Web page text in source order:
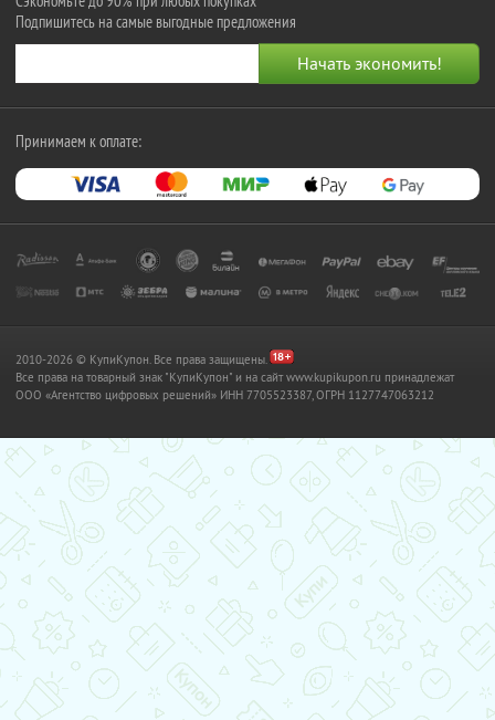
Подпишитесь на самые выгодные предложения
Принимаем к оплате:
2010-2026 © КупиКупон. Все права защищены.
Все права на товарный знак "КупиКупон" и на сайт www.kupikupon.ru принадлежат
OOO «Агентство цифровых решений» ИНН 7705523387, ОГРН 1127747063212